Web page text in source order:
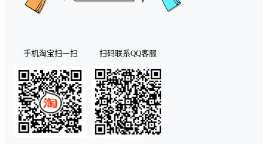
手机淘宝扫一扫 扫码联系QQ客服